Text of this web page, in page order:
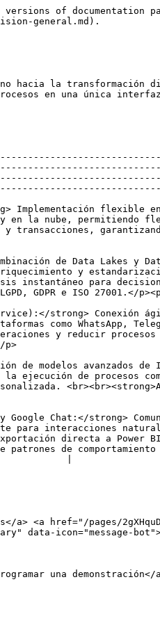
of documentation
general.md).
hacia la transformación
en una única
Implementación flexible
y en la nube, permitiendo
y transacciones,
de Data Lakes y
y
instantáneo para
GDPR e ISO 27001.</
strong> Conexión
como WhatsApp,
y reducir procesos
p>
modelos avanzados de
ejecución de procesos
Chat:</strong>
para interacciones
directa a Power
patrones de
|
<a href="/pages/
data-icon="message-
una demonstración</